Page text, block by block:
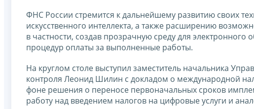
ФНС России стремится к дальнейшему развитию своих
искусственного интеллекта, а также расширению
в частности, создав прозрачную среду для
процедур оплаты за выполненные работы.
На круглом столе выступил заместитель начальника
контроля Леонид Шилин с докладом о международной
фоне решения о переносе первоначальных сроков
работу над введением налогов на цифровые услуги и